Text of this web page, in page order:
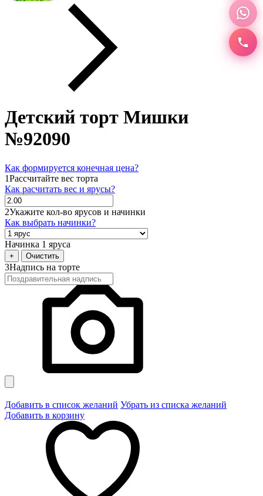
Детский торт Мишки
№92090
Как формируется конечная цена?
1Рассчитайте вес торта
Как расчитать вес и ярусы?
2Укажите кол-во ярусов и начинки
Как выбрать начинки?
Начинка 1 яруса
+ Очистить
3Надпись на торте
Добавить в список желаний Убрать из списка желаний
Добавить в корзину